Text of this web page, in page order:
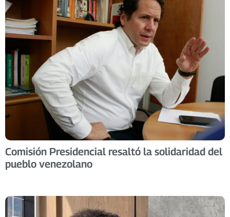
Comisión Presidencial resaltó la solidaridad del
pueblo venezolano